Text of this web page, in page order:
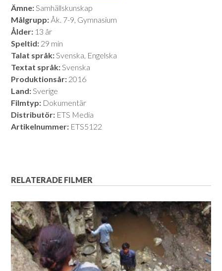
Ämne:Samhällskunskap
Målgrupp: Åk. 7-9, Gymnasium
Ålder: 13 år
Speltid: 29 min
Talat språk:Svenska, Engelska
Textat språk:Svenska
Produktionsår: 2016
Land:Sverige
Filmtyp: Dokumentär
Distributör: ETS Media
Artikelnummer: ETS5122
RELATERADE FILMER